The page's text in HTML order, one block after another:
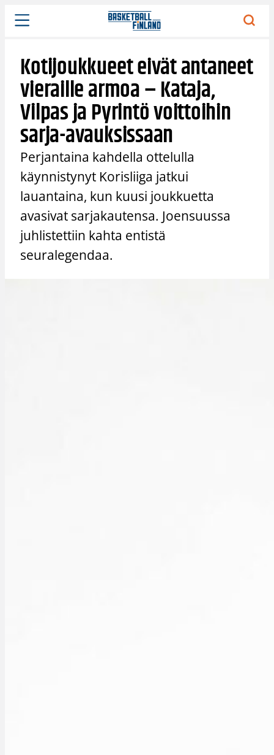
Siirry
sisältöön
Kotijoukkueet eivät antaneet
vieraille armoa – Kataja,
Vilpas ja Pyrintö voittoihin
sarja-avauksissaan
Perjantaina kahdella ottelulla
käynnistynyt Korisliiga jatkui
lauantaina, kun kuusi joukkuetta
avasivat sarjakautensa. Joensuussa
juhlistettiin kahta entistä
seuralegendaa.